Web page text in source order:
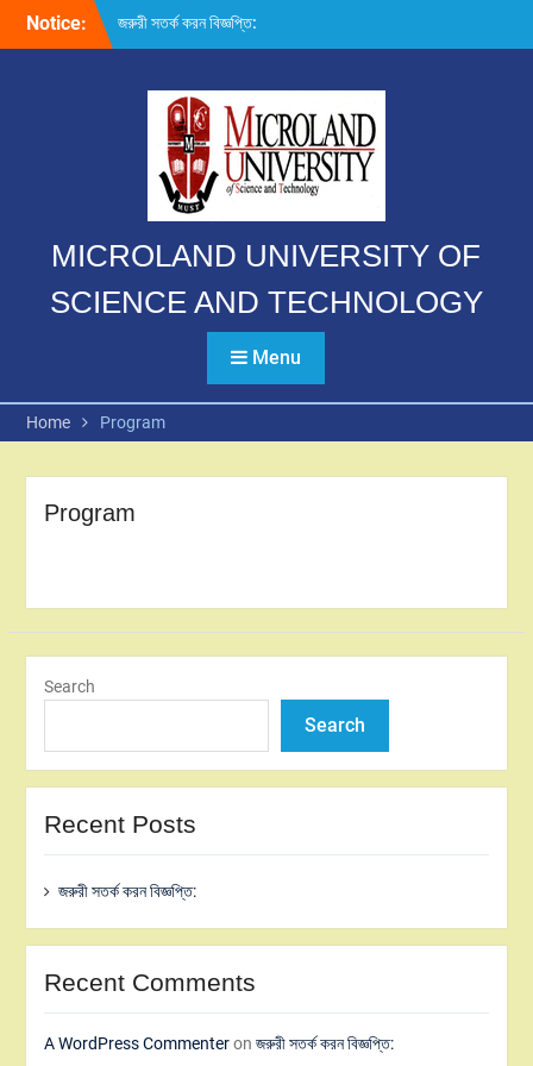
Notice: জরুরী সতর্ক করন বিজ্ঞপ্তি:
MICROLAND UNIVERSITY OF
SCIENCE AND TECHNOLOGY
Menu
Home Program
Program
Search
Search
Recent Posts
জরুরী সতর্ক করন বিজ্ঞপ্তি:
Recent Comments
A WordPress Commenteron জরুরী সতর্ক করন বিজ্ঞপ্তি: